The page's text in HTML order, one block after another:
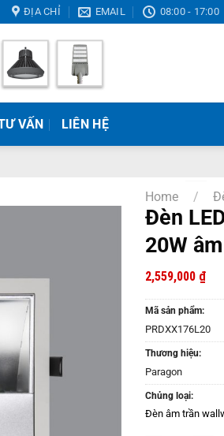
ĐỊA CHỈ EMAIL 08:00 - 17:00
VẤN LIÊN HỆ
Home /
Đèn
20W
2,559,000 ₫
Mã sản phẩm:
PRDXX176L20
Thương hiệu:
Paragon
Chủng loại:
Đèn âm trần